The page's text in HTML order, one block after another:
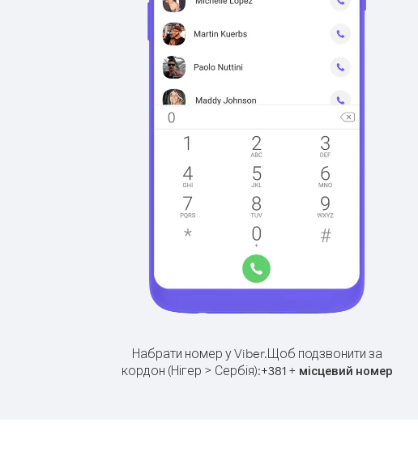
Набрати номер у Viber.Щоб подзвонити за
кордон (Нігер > Сербія):+381+ місцевий номер